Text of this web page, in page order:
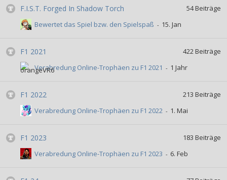
F.I.S.T. Forged In Shadow Torch 54Beiträge
Bewertet das Spiel bzw. den Spielspaß
F1 2021 422Beiträge
Verabredung Online-Trophäen zu F1 2021
F1 2022 213 Beiträge
Verabredung Online-Trophäen zu F1 2022
F1 2023 183 Beiträge
Verabredung Online-Trophäen zu F1 2023